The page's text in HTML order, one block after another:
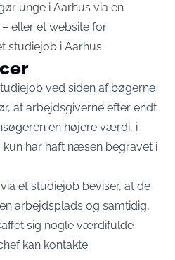
unge i Aarhus via en
– eller et website for
studiejob i Aarhus.
ved siden af bøgerne
at arbejdsgiverne efter endt
en højere værdi, i
har haft næsen begravet i
et studiejob beviser, at de
arbejdsplads og samtidig,
sig nogle værdifulde
kan kontakte.